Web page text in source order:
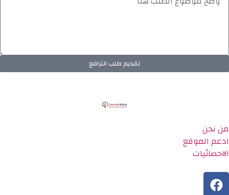
تقديم طلب الترافع
من نحن
ادعم الموقع
الاحصائيات